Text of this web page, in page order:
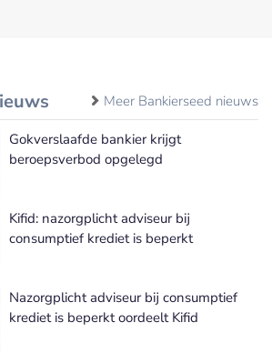
Meer Bankierseed nieuws
Gokverslaafde bankier krijgt
beroepsverbod opgelegd
Kifid: nazorgplicht adviseur bij
consumptief krediet is beperkt
Nazorgplicht adviseur bij consumptief
krediet is beperkt oordeelt Kifid